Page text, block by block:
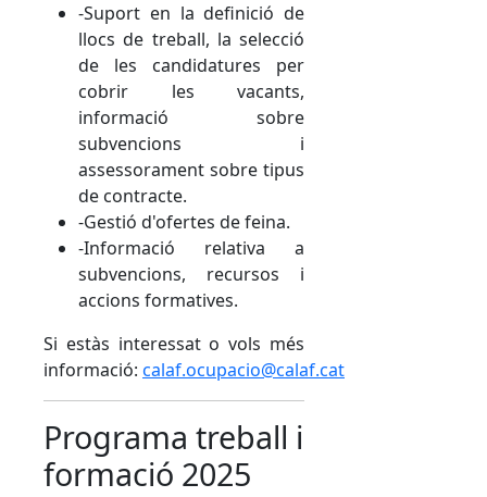
-Suport en la definició de
llocs de treball, la selecció
de les candidatures per
cobrir les vacants,
informació sobre
subvencions i
assessorament sobre tipus
de contracte.
-Gestió d'ofertes de feina.
-Informació relativa a
subvencions, recursos i
accions formatives.
Si estàs interessat o vols més
informació: calaf.ocupacio@calaf.cat
Programa treball i
formació 2025